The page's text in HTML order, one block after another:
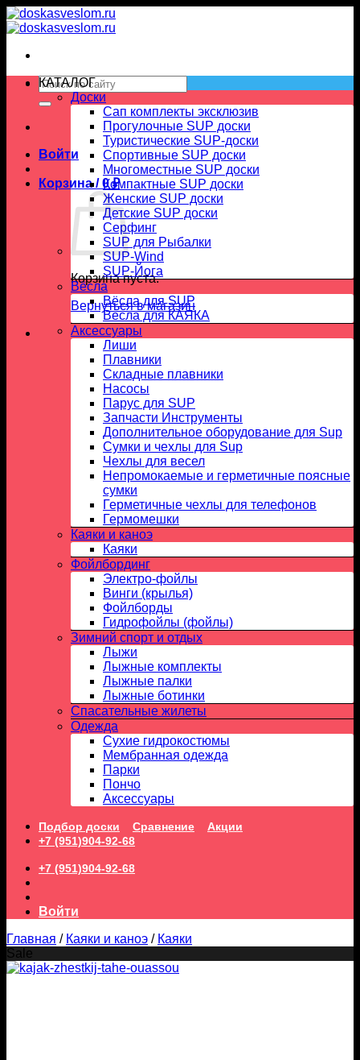
Skip
to
Искать:
Войти
Корзина /0₽
Корзина пуста.
Вернуться в магазин
КАТАЛОГ
Доски
Сап комплекты эксклюзив
Прогулочные SUP доски
Туристические SUP-доски
Спортивные SUP доски
Многоместные SUP доски
Компактные SUP доски
Женские SUP доски
Детские SUP доски
Серфинг
SUP для Рыбалки
SUP-Wind
SUP-Йога
Вёсла
Вёсла для SUP
Весла для КАЯКА
Аксессуары
Лиши
Плавники
Складные плавники
Насосы
Парус для SUP
Запчасти Инструменты
Дополнительное оборудование для Sup
Сумки и чехлы для Sup
Чехлы для весел
Непромокаемые и герметичные поясные
сумки
Герметичные чехлы для телефонов
Гермомешки
Каяки и каноэ
Каяки
Фойлбординг
Электро-фойлы
Винги (крылья)
Фойлборды
Гидрофойлы (фойлы)
Зимний спорт и отдых
Лыжи
Лыжные комплекты
Лыжные палки
Лыжные ботинки
Спасательные жилеты
Одежда
Сухие гидрокостюмы
Мембранная одежда
Парки
Пончо
Аксессуары
Подбор доски Сравнение
Акции
+7 (951)904-92-68
+7 (951)904-92-68
Войти
Главная / Каяки и каноэ / Каяки
Sale